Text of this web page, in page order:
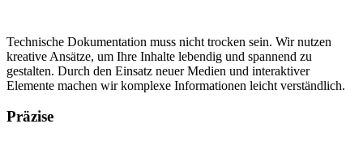
Technische Dokumentation muss nicht trocken sein. Wir nutzen
kreative Ansätze, um Ihre Inhalte lebendig und spannend zu
gestalten. Durch den Einsatz neuer Medien und interaktiver
Elemente machen wir komplexe Informationen leicht verständlich.
Präzise